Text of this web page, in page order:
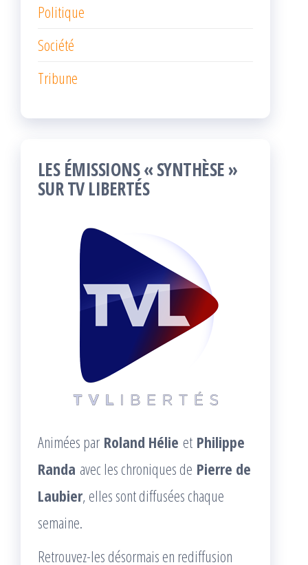
Politique
Société
Tribune
LES ÉMISSIONS « SYNTHÈSE »
SUR TV LIBERTÉS
Animées par Roland Hélie et Philippe
Randa avec les chroniques de Pierre de
Laubier, elles sont diffusées chaque
semaine.
Retrouvez-les désormais en rediffusion